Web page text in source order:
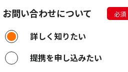
お問い合わせについて
詳しく知りたい
提携を申し込みたい